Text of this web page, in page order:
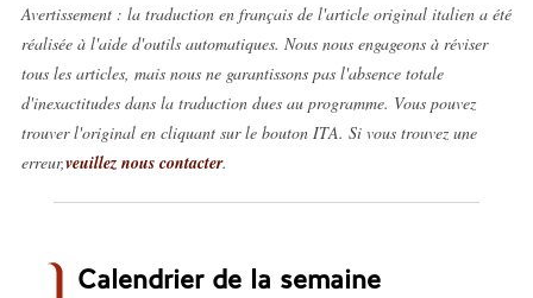
Avertissement : la traduction en français de l'article original italien a été
réalisée à l'aide d'outils automatiques. Nous nous engageons à réviser
tous les articles, mais nous ne garantissons pas l'absence totale
d'inexactitudes dans la traduction dues au programme. Vous pouvez
trouver l'original en cliquant sur le bouton ITA. Si vous trouvez une
erreur,veuillez nous contacter.
Calendrier de la semaine